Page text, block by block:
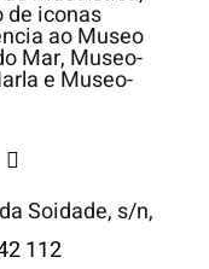
Soidade, s/n,
112